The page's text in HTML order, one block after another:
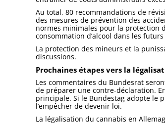
Au total, 80 recommandations de
des mesures de prévention des
normes minimales pour la protection
consommation d’alcool dans les
La protection des mineurs et la
discussions.
Prochaines étapes vers la
Les commentaires du Bundesrat
de préparer une contre-déclaration.
principale. Si le Bundestag adopte le
l’empêcher de devenir loi.
La légalisation du cannabis en